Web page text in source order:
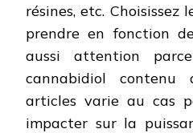
résines, etc. Choisissez
prendre en fonction
aussi attention
cannabidiol contenu
articles varie au cas
impacter sur la